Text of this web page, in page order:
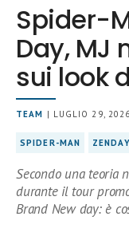
Spider-
Day, MJ
sui look
TEAM | LUGLIO 29, 2026
SPIDER-MAN
Secondo una teoria
durante il tour
Brand New day: è